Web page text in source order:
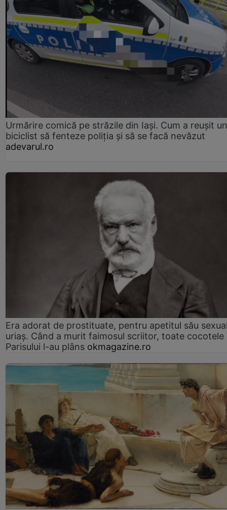
Urmărire comică pe străzile din Iași. Cum a reușit un
biciclist să fenteze poliția și să se facă nevăzut
adevarul.ro
Era adorat de prostituate, pentru apetitul său
uriaș. Când a murit faimosul scriitor, toate cocotele
Parisului l-au plâns okmagazine.ro